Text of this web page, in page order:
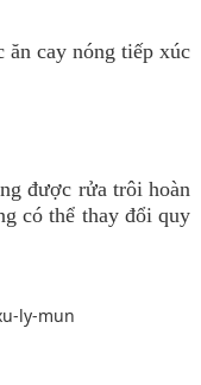
ăn cay nóng tiếp xúc
được rửa trôi hoàn
có thể thay đổi quy
ly-mun